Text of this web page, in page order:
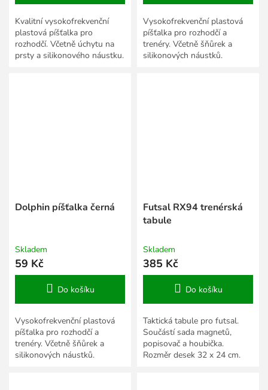
Kvalitní vysokofrekvenční
plastová píšťalka pro
rozhodčí. Včetně úchytu na
prsty a silikonového náustku.
Vysokofrekvenční plastová
píšťalka pro rozhodčí a
trenéry. Včetně šňůrek a
silikonových náustků.
Dolphin píšťalka černá
Skladem
59 Kč
Do košíku
Vysokofrekvenční plastová
píšťalka pro rozhodčí a
trenéry. Včetně šňůrek a
silikonových náustků.
Futsal RX94 trenérská
tabule
Skladem
385 Kč
Do košíku
Taktická tabule pro futsal.
Součástí sada magnetů,
popisovač a houbička.
Rozměr desek 32 x 24 cm.